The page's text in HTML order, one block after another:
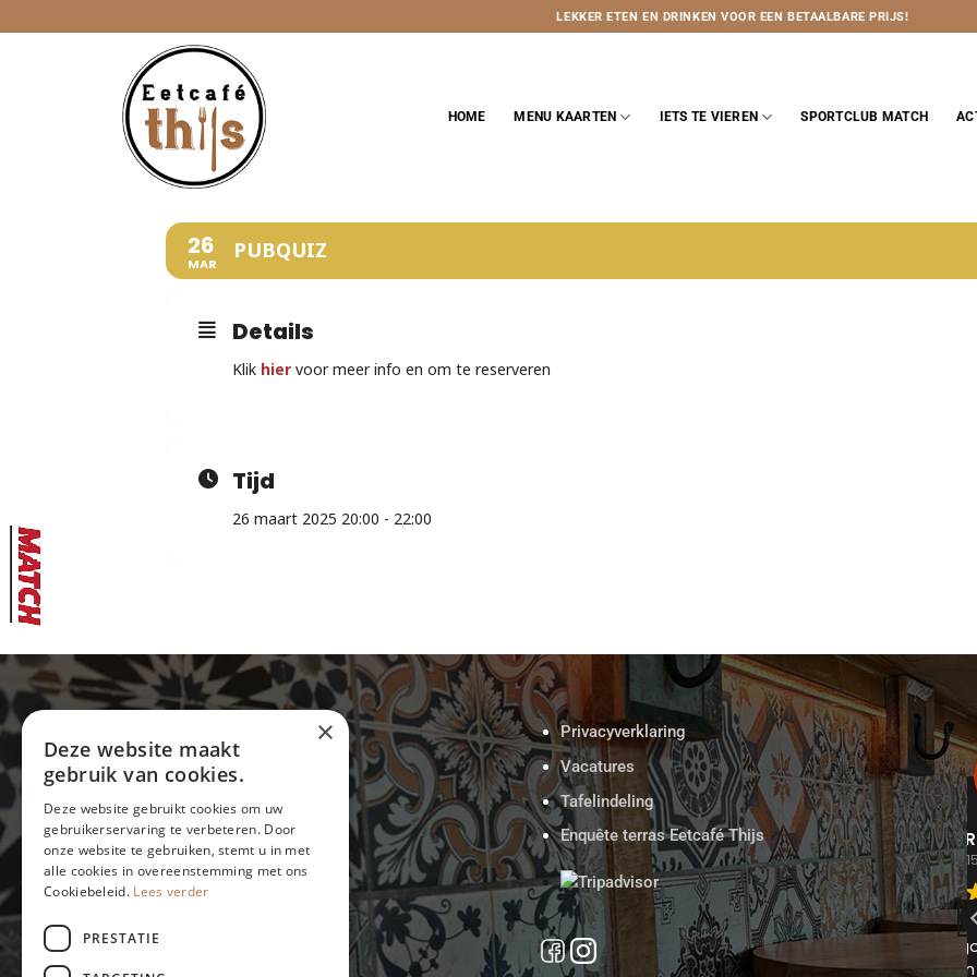
naar
LEKKER ETEN EN DRINKEN VOOR EEN BETAALBARE PRIJS!
HOME MENU KAARTEN IETS TE VIEREN SPORTCLUB MATCH
26
MAR
PUBQUIZ
Details
Klik hier voor meer info en om te reserveren
Tijd
26 maart 2025 20:00 - 22:00
Sint Gilleshof 5
020 669 58 80
info@eetcafe-thijs.nl
Privacyverklaring
Vacatures
Tafelindeling
Enquête terras Eetcafé Thijs
Karlien Huisman
20 April 2026
Goede kaart voor een eetcafé.
Rob Buhre
15 April 2026
Ik ben hier voor de tweede keer. Een
gezellig en goed eten hier . Maar er
staat er een achter de bar en die
×
Deze website maakt
gebruik van cookies.
Deze website gebruikt cookies om uw
gebruikerservaring te verbeteren. Door
onze website te gebruiken, stemt u in met
alle cookies in overeenstemming met ons
Cookiebeleid. Lees verder
PRESTATIE